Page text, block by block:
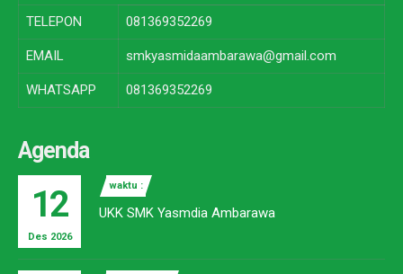
TELEPON 081369352269
EMAIL smkyasmidaambarawa@gmail.com
WHATSAPP 081369352269
Agenda
12
Des 2026
waktu :
UKK SMK Yasmdia Ambarawa